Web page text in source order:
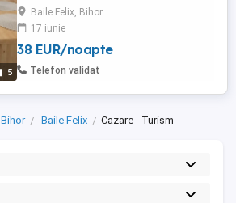
5
dublu, canapea extensibila, baie și terasă
spațioasă ,în bloc nou dotat cu lift. Se afla
la 10 min de mers pe jos de Ștrandul Felix
Apolo sau Ștrand Venus din Băile 1Mai.
Preț ptr.2nopti este: 2adulti-200lei noapte
Baile Felix, Bihor
17 iunie
38 EUR/noapte
Telefon validat
Bihor Baile Felix Cazare - Turism